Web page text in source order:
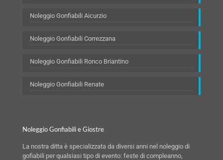
Noleggio Gonfiabili Aicurzio
Noleggio Gonfiabili Correzzana
Noleggio Gonfiabili Ronco Briantino
Noleggio Gonfiabili Renate
Noleggio Gonfiabili e Giostre
La nostra ditta è specializzata da diversi anni nel noleggio di
gofiabili per qualsiasi tipo di evento: feste di compleanno,